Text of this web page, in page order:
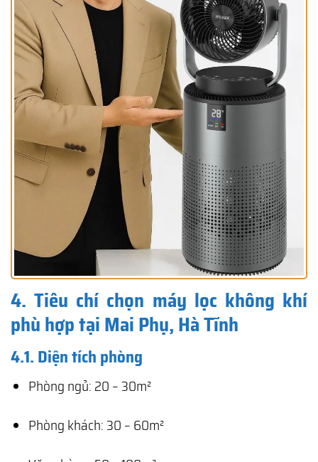
4. Tiêu chí chọn máy lọc không khí
phù hợp tại Mai Phụ, Hà Tĩnh
4.1. Diện tích phòng
Phòng ngủ: 20 – 30m²
Phòng khách: 30 – 60m²